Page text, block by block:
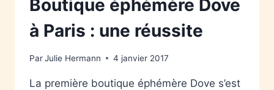
Boutique éphémère Dove
à Paris : une réussite
ParJulie Hermann 4 janvier 2017
La première boutique éphémère Dove s’est